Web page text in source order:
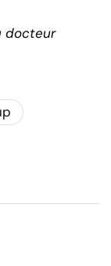
docteur